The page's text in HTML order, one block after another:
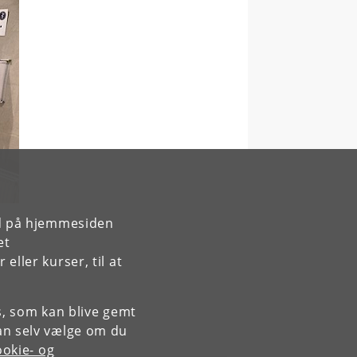
hjemmesiden
eller kurser, til at
som kan blive gemt
selv vælge om du
og